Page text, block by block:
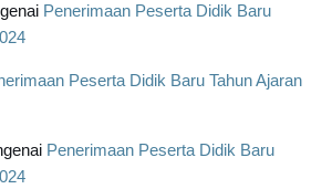
Penerimaan Peserta Didik Baru
Peserta Didik Baru Tahun Ajaran
Penerimaan Peserta Didik Baru